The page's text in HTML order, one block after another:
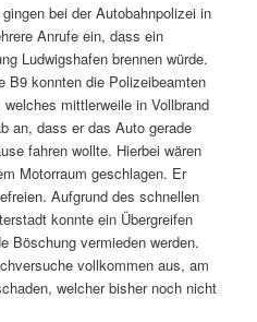
bei der Autobahnpolizei in
Anrufe ein, dass ein
Ludwigshafen brennen würde.
B9 konnten die Polizeibeamten
mittlerweile in Vollbrand
an, dass er das Auto gerade
fahren wollte. Hierbei wären
Motorraum geschlagen. Er
Aufgrund des schnellen
konnte ein Übergreifen
Böschung vermieden werden.
vollkommen aus, am
welcher bisher noch nicht